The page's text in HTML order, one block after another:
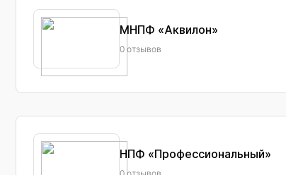
МНПФ «Аквилон»
0 отзывов
НПФ «Профессиональный»